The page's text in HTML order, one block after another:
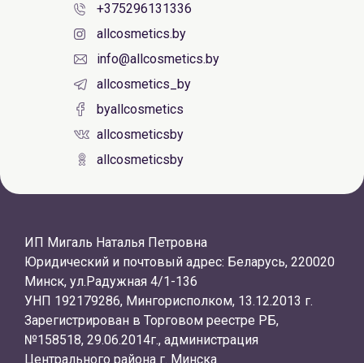
+375296131336
allcosmetics.by
info@allcosmetics.by
allcosmetics_by
byallcosmetics
allcosmeticsby
allcosmeticsby
ИП Мигаль Наталья Петровна
Юридический и почтовый адрес: Беларусь, 220020
Минск, ул.Радужная 4/1-136
УНП 192179286, Мингорисполком, 13.12.2013 г.
Зарегистрирован в Торговом реестре РБ,
№158518, 29.06.2014г., администрация
Центрального района г. Минска